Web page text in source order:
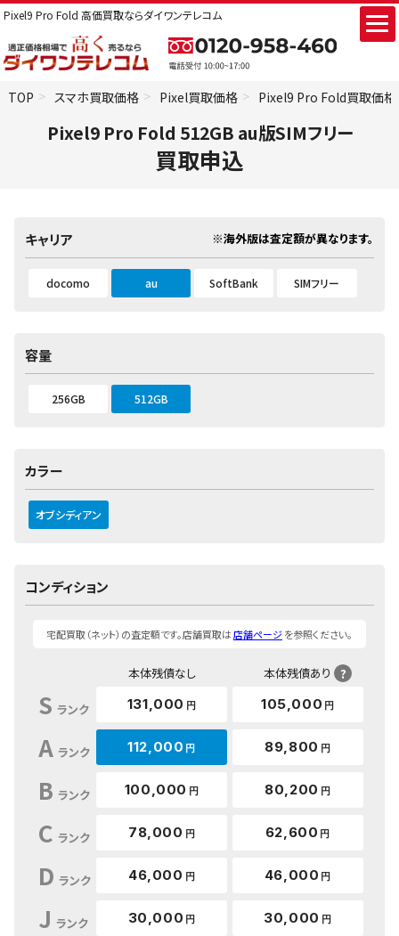
Pixel9 Pro Fold 高価買取ならダイワンテレコム
TOP スマホ買取価格 Pixel買取価格 Pixel9 Pro Fold買取価格
Pixel9 Pro Fold 512GB au版SIMフリー
買取申込
キャリア ※海外版は査定額が異なります。
docomo au SoftBank SIMフリー
容量
256GB 512GB
カラー
オブシディアン
コンディション
宅配買取（ネット）の査定額です。店舗買取は店舗ページを参照ください。
本体残債なし 本体残債あり ?
S ランク 131,000 円 105,000 円
A ランク 112,000 円 89,800 円
B ランク 100,000 円 80,200 円
C ランク 78,000 円 62,600 円
D ランク 46,000 円 46,000 円
J ランク 30,000 円 30,000 円